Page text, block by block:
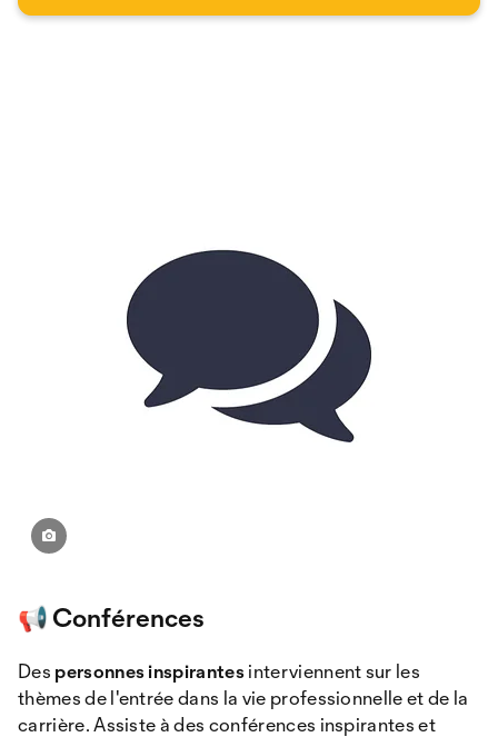
📢 Conférences
Des personnes inspirantesinterviennent sur les
thèmes de l'entrée dans la vie professionnelle et de la
carrière. Assiste à des conférences inspirantes et